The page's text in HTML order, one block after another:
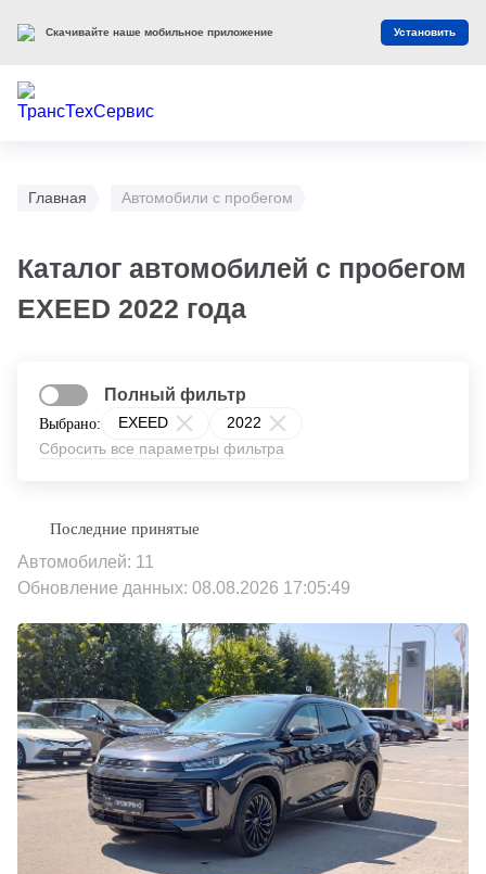
Главная Автомобили с пробегом
Каталог автомобилей с пробегом
EXEED 2022 года
Выбрано: EXEED
2022
Сбросить все параметры фильтра
Полный фильтр
Автомобилей: 11
Обновление данных: 08.08.2026 17:05:49
Скачивайте наше мобильное приложение Установить